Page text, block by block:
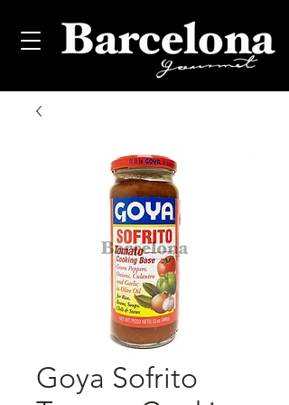
Goya Sofrito